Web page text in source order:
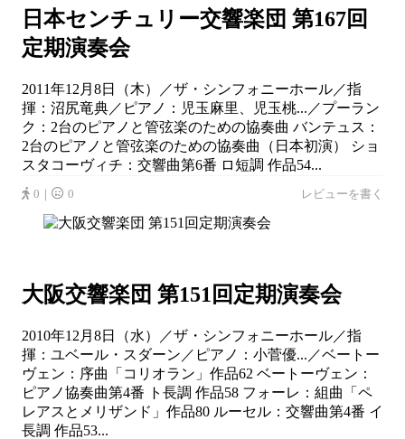
日本センチュリー交響楽団 第167回
定期演奏会
2011年12月8日（木）／ザ・シンフォニーホール／指
揮：沼尻竜典／ピアノ：児玉麻里、児玉桃...／プーラン
ク：2台のピアノと管弦楽のための協奏曲 バンテュス：
2台のピアノと管弦楽のための協奏曲（日本初演） ショ
スタコーヴィチ：交響曲第6番 ロ短調 作品54...
0｜ 0 レビューを書く
大阪交響楽団 第151回定期演奏会
2010年12月8日（水）／ザ・シンフォニーホール／指
揮：ユベール・スダーン／ピアノ：小菅優...／ベートー
ヴェン：序曲「コリオラン」作品62 ベートーヴェン：
ピアノ協奏曲第4番 ト長調 作品58 フォーレ：組曲「ペ
レアスとメリザンド」作品80 ルーセル：交響曲第4番 イ
長調 作品53...